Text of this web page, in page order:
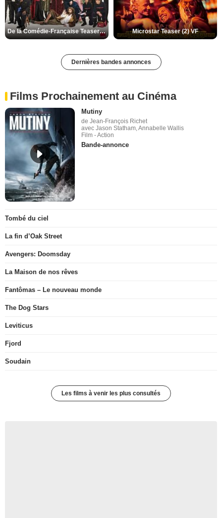
De la Comédie-Française Teaser (3) VF Microstar Teaser (2) VF
Dernières bandes annonces
Films Prochainement au Cinéma
Mutiny
de Jean-François Richet
avec Jason Statham, Annabelle Wallis
Film - Action
Bande-annonce
Tombé du ciel
La fin d’Oak Street
Avengers: Doomsday
La Maison de nos rêves
Fantômas – Le nouveau monde
The Dog Stars
Leviticus
Fjord
Soudain
Les films à venir les plus consultés